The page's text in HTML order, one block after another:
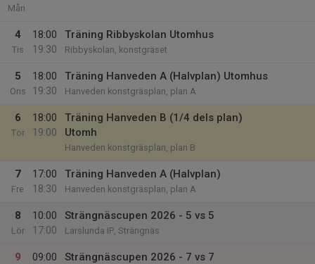
Mån
4
Tis
18:00
19:30
Träning Ribbyskolan Utomhus
Ribbyskolan, konstgräset
5
Ons
18:00
19:30
Träning Hanveden A (Halvplan) Utomhus
Hanveden konstgräsplan, plan A
6
Tor
18:00
19:00
Träning Hanveden B (1/4 dels plan)
Utomh
Hanveden konstgräsplan, plan B
7
Fre
17:00
18:30
Träning Hanveden A (Halvplan)
Hanveden konstgräsplan, plan A
8
Lör
10:00
17:00
Strängnäscupen 2026 - 5 vs 5
Larslunda IP, Strängnäs
9
09:00
Strängnäscupen 2026 - 7 vs 7